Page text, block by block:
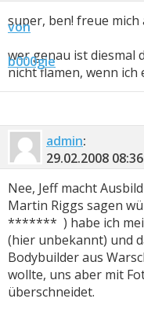
super, ben! freue mich
wer genau ist diesmal
nicht flamen, wenn ich
admin:
29.02.2008 08:36
Nee, Jeff macht
Martin Riggs sagen
******* ) habe ich
(hier unbekannt) und
Bodybuilder aus
wollte, uns aber mit
überschneidet.